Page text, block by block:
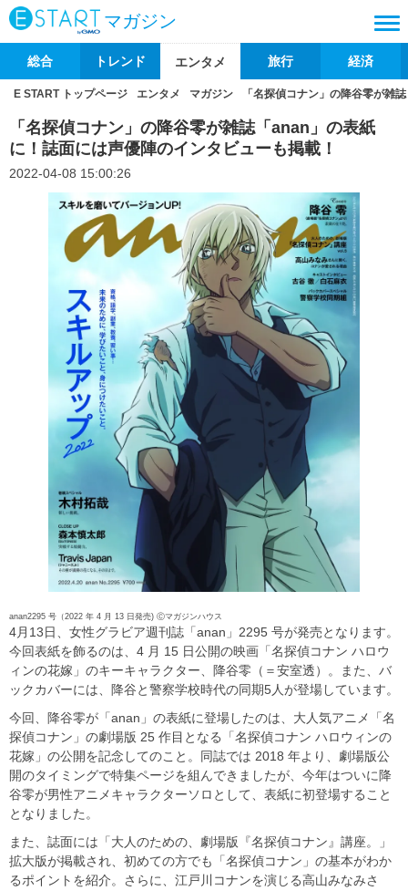
マガジン
総合 トレンド エンタメ 旅行 経済
E START トップページ エンタメ マガジン 「名探偵コナン」の降谷零が雑
「名探偵コナン」の降谷零が雑誌「anan」の表紙
に！誌面には声優陣のインタビューも掲載！
2022-04-08 15:00:26
anan2295 号（2022 年 4 月 13 日発売) Ⓒマガジンハウス
4月13日、女性グラビア週刊誌「anan」2295 号が発売となります。
今回表紙を飾るのは、4 月 15 日公開の映画「名探偵コナン ハロウ
ィンの花嫁」のキーキャラクター、降谷零（＝安室透）。また、バ
ックカバーには、降谷と警察学校時代の同期5人が登場しています。
今回、降谷零が「anan」の表紙に登場したのは、大人気アニメ「名
探偵コナン」の劇場版 25 作目となる「名探偵コナン ハロウィンの
花嫁」の公開を記念してのこと。同誌では 2018 年より、劇場版公
開のタイミングで特集ページを組んできましたが、今年はついに降
谷零が男性アニメキャラクターソロとして、表紙に初登場すること
となりました。
また、誌面には「大人のための、劇場版『名探偵コナン』講座。」
拡大版が掲載され、初めての方でも「名探偵コナン」の基本がわか
るポイントを紹介。さらに、江戸川コナンを演じる高山みなみさ